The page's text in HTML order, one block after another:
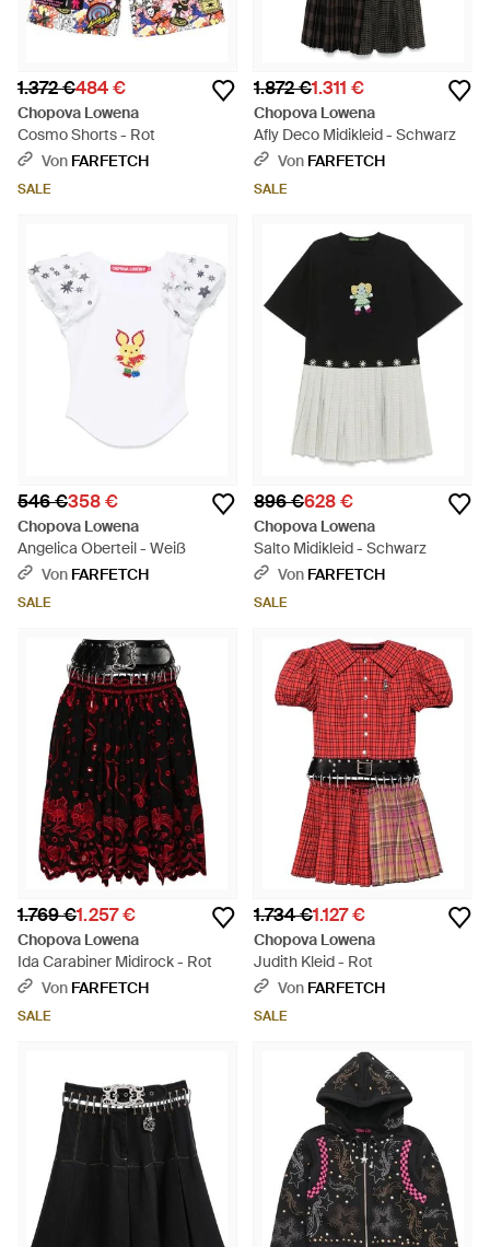
1.372 €484 €
Chopova Lowena
Cosmo Shorts - Rot
Von FARFETCH
SALE
1.872 €1.311 €
Chopova Lowena
Afly Deco Midikleid - Schwarz
Von FARFETCH
SALE
546 €358 €
Chopova Lowena
Angelica Oberteil - Weiß
Von FARFETCH
SALE
896 €628 €
Chopova Lowena
Salto Midikleid - Schwarz
Von FARFETCH
SALE
1.769 €1.257 €
Chopova Lowena
Ida Carabiner Midirock - Rot
Von FARFETCH
SALE
1.734 €1.127 €
Chopova Lowena
Judith Kleid - Rot
Von FARFETCH
SALE